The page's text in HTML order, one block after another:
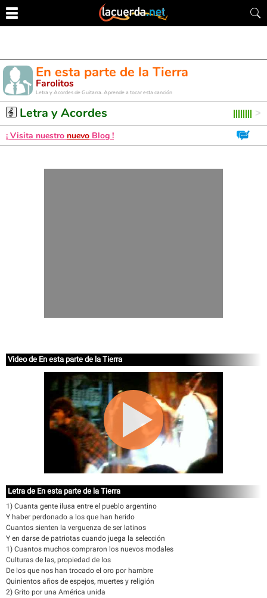
En esta parte de la Tierra
Farolitos
Letra y Acordes de Guitarra. Aprende a tocar esta canción
Letra y Acordes
¡ Visita nuestro nuevo Blog !
Video de En esta parte de la Tierra
Letra de En esta parte de la Tierra
1) Cuanta gente ilusa entre el pueblo argentino
Y haber perdonado a los que han herido
Cuantos sienten la verguenza de ser latinos
Y en darse de patriotas cuando juega la selección
1) Cuantos muchos compraron los nuevos modales
Culturas de las, propiedad de los
De los que nos han trocado el oro por hambre
Quinientos años de espejos, muertes y religión
2) Grito por una América unida